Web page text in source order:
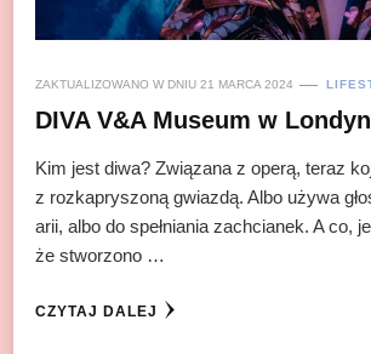
ZAKTUALIZOWANO W DNIU 21 MARCA 2024
DIVA V&A Museum w
Kim jest diwa? Związana z operą, teraz
z rozkapryszoną gwiazdą. Albo używa
arii, albo do spełniania zachcianek. A co,
że stworzono …
CZYTAJ DALEJ